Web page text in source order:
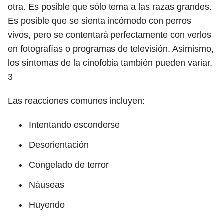
otra. Es posible que sólo tema a las razas grandes.
Es posible que se sienta incómodo con perros
vivos, pero se contentará perfectamente con verlos
en fotografías o programas de televisión. Asimismo,
los síntomas de la cinofobia también pueden variar.
3
Las reacciones comunes incluyen:
Intentando esconderse
Desorientación
Congelado de terror
Náuseas
Huyendo